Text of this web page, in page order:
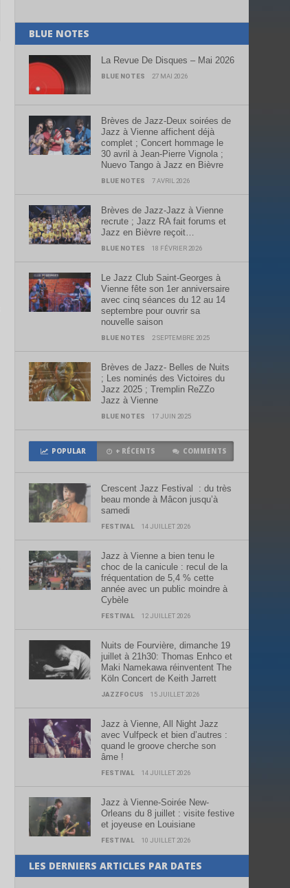
BLUE NOTES
La Revue De Disques – Mai 2026
BLUE NOTES 27 MAI 2026
Brèves de Jazz-Deux soirées de
Jazz à Vienne affichent déjà
complet ; Concert hommage le
30 avril à Jean-Pierre Vignola ;
Nuevo Tango à Jazz en Bièvre
BLUE NOTES 7 AVRIL 2026
Brèves de Jazz-Jazz à Vienne
recrute ; Jazz RA fait forums et
Jazz en Bièvre reçoit…
BLUE NOTES 18 FÉVRIER 2026
Le Jazz Club Saint-Georges à
Vienne fête son 1er anniversaire
avec cinq séances du 12 au 14
septembre pour ouvrir sa
nouvelle saison
BLUE NOTES 2 SEPTEMBRE 2025
Brèves de Jazz- Belles de Nuits
; Les nominés des Victoires du
Jazz 2025 ; Tremplin ReZZo
Jazz à Vienne
BLUE NOTES 17 JUIN 2025
POPULAR + RÉCENTS COMMENTS
Crescent Jazz Festival : du très
beau monde à Mâcon jusqu’à
samedi
FESTIVAL 14 JUILLET 2026
Jazz à Vienne a bien tenu le
choc de la canicule : recul de la
fréquentation de 5,4 % cette
année avec un public moindre à
Cybèle
FESTIVAL 12 JUILLET 2026
Nuits de Fourvière, dimanche 19
juillet à 21h30: Thomas Enhco et
Maki Namekawa réinventent The
Köln Concert de Keith Jarrett
JAZZFOCUS 15 JUILLET 2026
Jazz à Vienne, All Night Jazz
avec Vulfpeck et bien d’autres :
quand le groove cherche son
âme !
FESTIVAL 14 JUILLET 2026
Jazz à Vienne-Soirée New-
Orleans du 8 juillet : visite festive
et joyeuse en Louisiane
FESTIVAL 10 JUILLET 2026
LES DERNIERS ARTICLES PAR DATES